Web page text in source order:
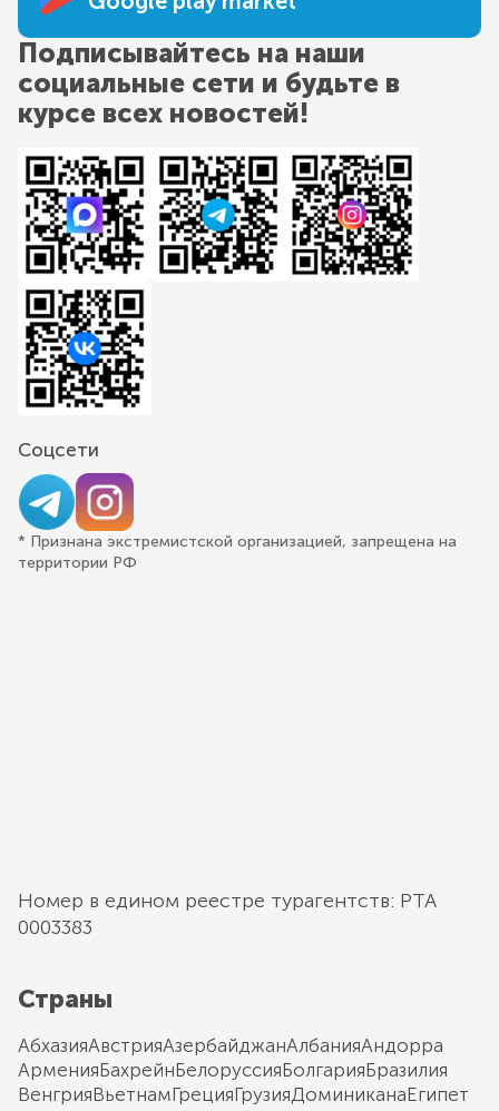
Подписывайтесь на наши
социальные сети и будьте в
курсе всех новостей!
Соцсети
* Признана экстремистской организацией, запрещена на
территории РФ
Номер в едином реестре турагентств: РТА
0003383
Страны
АбхазияАвстрияАзербайджанАлбанияАндорра
АрменияБахрейнБелоруссияБолгарияБразилия
ВенгрияВьетнамГрецияГрузияДоминиканаЕгипет